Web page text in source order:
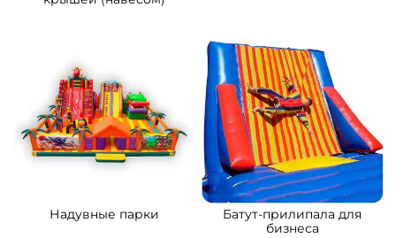
Надувные парки
Батут-прилипала для
бизнеса